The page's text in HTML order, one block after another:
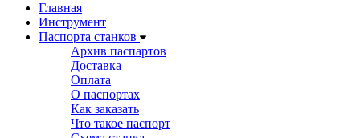
Главная
Инструмент
Паспорта станков
Архив паспартов
Доставка
Оплата
О паспортах
Как заказать
Что такое паспорт